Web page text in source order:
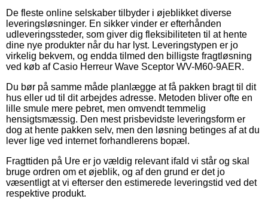
De fleste online selskaber tilbyder i øjeblikket diverse
leveringsløsninger. En sikker vinder er efterhånden
udleveringssteder, som giver dig fleksibiliteten til at hente
dine nye produkter når du har lyst. Leveringstypen er jo
virkelig bekvem, og endda tilmed den billigste fragtløsning
ved køb af Casio Herreur Wave Sceptor WV-M60-9AER.
Du bør på samme måde planlægge at få pakken bragt til dit
hus eller ud til dit arbejdes adresse. Metoden bliver ofte en
lille smule mere pebret, men omvendt temmelig
hensigtsmæssig. Den mest prisbevidste leveringsform er
dog at hente pakken selv, men den løsning betinges af at du
lever lige ved internet forhandlerens bopæl.
Fragttiden på Ure er jo vældig relevant ifald vi står og skal
bruge ordren om et øjeblik, og af den grund er det jo
væsentligt at vi efterser den estimerede leveringstid ved det
respektive produkt.